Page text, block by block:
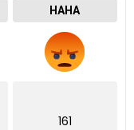
HAHA
161